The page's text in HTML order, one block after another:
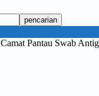
Camat Pantau Swab